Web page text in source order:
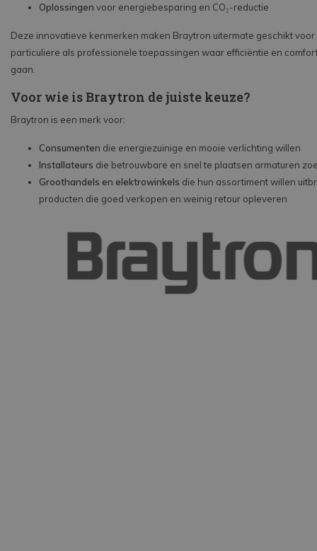
Oplossingen voor energiebesparing en CO₂-reductie
Deze innovatieve kenmerken maken Braytron uitermate geschikt
particuliere als professionele toepassingen waar efficiëntie en
gaan.
Voor wie is Braytron de juiste keuze?
Braytron is een merk voor:
Consumenten die energiezuinige en mooie verlichting willen
Installateurs die betrouwbare en snel te plaatsen armaturen
Groothandels en elektrowinkels die hun assortiment willen
producten die goed verkopen en weinig retour opleveren